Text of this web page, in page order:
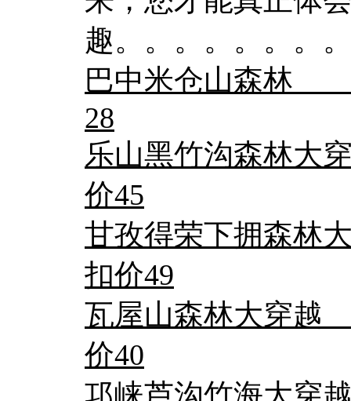
趣。。。。。。。
巴中米仓山森
28
乐山黑竹沟森林
价45
甘孜得荣下拥森
扣价49
瓦屋山森林大穿
价40